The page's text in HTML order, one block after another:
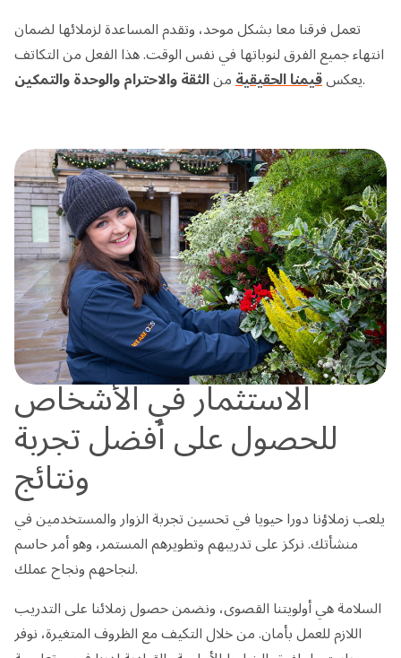
تعمل فرقنا معا بشكل موحد، وتقدم المساعدة لزملائها لضمان
انتهاء جميع الفرق لنوباتها في نفس الوقت. هذا الفعل من التكاتف
يعكسقيمنا الحقيقية منالثقة والاحترام والوحدة والتمكين .
الاستثمار في الأشخاص
للحصول على أفضل تجربة
ونتائج
يلعب زملاؤنا دورا حيويا في تحسين تجربة الزوار والمستخدمين في
منشأتك. نركز على تدريبهم وتطويرهم المستمر، وهو أمر حاسم
لنجاحهم ونجاح عملك.
السلامة هي أولويتنا القصوى، ونضمن حصول زملائنا على التدريب
اللازم للعمل بأمان. من خلال التكيف مع الظروف المتغيرة، نوفر